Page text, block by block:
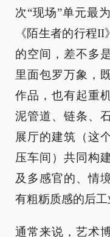
次“现场”单元最
《陌生者的行程
的空间，差不多
里面包罗万象，
作品，也有起重
泥管道、链条、
展厅的建筑（这
压车间）共同构
及多感官的、情
有粗粝质感的后工
通常来说，艺术